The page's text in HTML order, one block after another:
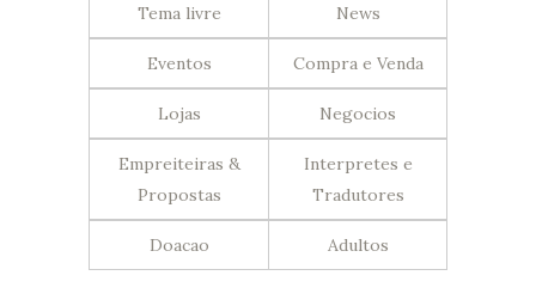
Tema livre News
Eventos Compra e Venda
Lojas Negocios
Empreiteiras &
Propostas
Interpretes e
Tradutores
Doacao Adultos